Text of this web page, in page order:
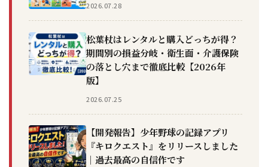
2026.07.28
松葉杖はレンタルと購入どっちが得？
期間別の損益分岐・衛生面・介護保険
の落とし穴まで徹底比較【2026年
版】
2026.07.25
【開発報告】少年野球の記録アプリ
『キロクエスト』をリリースしました
｜過去最高の自信作です